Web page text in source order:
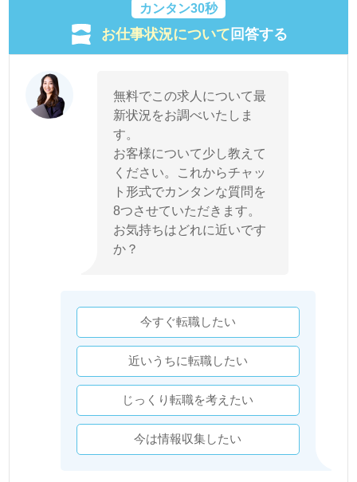
カンタン30秒
お仕事状況について回答する
無料でこの求人について最
新状況をお調べいたしま
す。
お客様について少し教えて
ください。これからチャッ
ト形式でカンタンな質問を
8つさせていただきます。
お気持ちはどれに近いです
か？
今すぐ転職したい
近いうちに転職したい
じっくり転職を考えたい
今は情報収集したい